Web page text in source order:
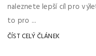
naleznete lepší cíl pro
to pro ...
ČÍST CELÝ ČLÁNEK